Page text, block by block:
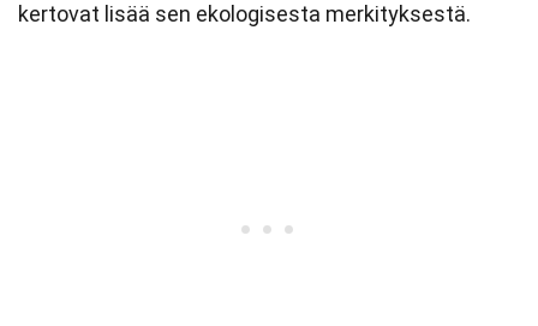
kertovat lisää sen ekologisesta merkityksestä.